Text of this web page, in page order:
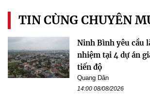
TIN CÙNG CHUYÊN
Ninh Bình yêu cầu
nhiệm tại 4 dự án
tiến độ
Quang Dân
14:00 08/08/2026